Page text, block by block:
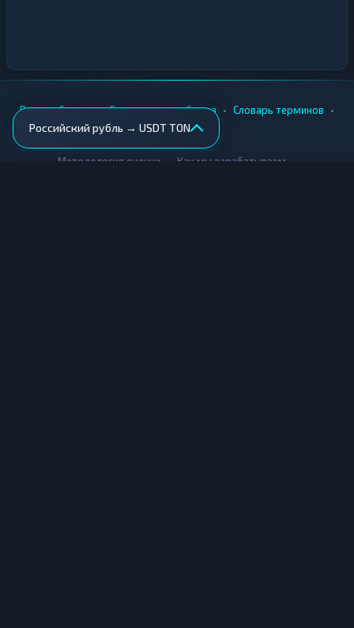
Российский рубль → USDT TON
Вики • Города • Безопасность обмена • Словарь терминов •
AML-проверка
Методология оценки Как мы зарабатываем